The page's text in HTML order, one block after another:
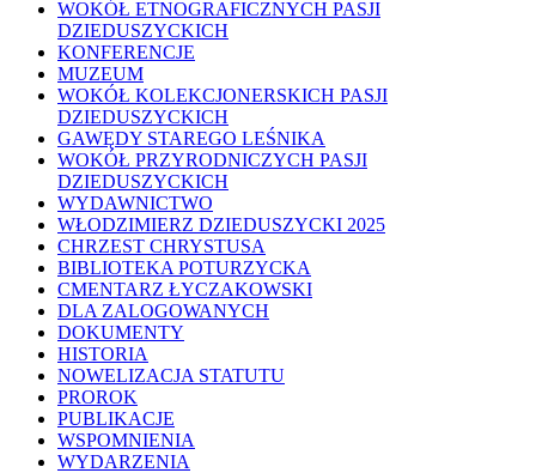
WOKÓŁ ETNOGRAFICZNYCH PASJI
DZIEDUSZYCKICH
KONFERENCJE
MUZEUM
WOKÓŁ KOLEKCJONERSKICH PASJI
DZIEDUSZYCKICH
GAWĘDY STAREGO LEŚNIKA
WOKÓŁ PRZYRODNICZYCH PASJI
DZIEDUSZYCKICH
WYDAWNICTWO
WŁODZIMIERZ DZIEDUSZYCKI 2025
CHRZEST CHRYSTUSA
BIBLIOTEKA POTURZYCKA
CMENTARZ ŁYCZAKOWSKI
DLA ZALOGOWANYCH
DOKUMENTY
HISTORIA
NOWELIZACJA STATUTU
PROROK
PUBLIKACJE
WSPOMNIENIA
WYDARZENIA